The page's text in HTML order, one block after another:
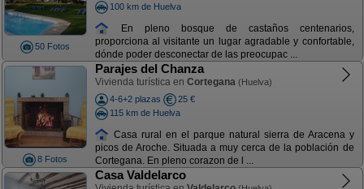
50 Fotos
100 km de Huelva
En pleno bosque de castaños centenarios,
proporciona al visitante un lugar agradable y confortable,
dónde poder desconectar de las preocupac ...
8 Fotos
Parajes del Chanza
Vivienda turística en Cortegana (Huelva)
4-6+2 plazas
25 €
115 km de Huelva
Casa rural en el parque natural sierra de Aracena y
picos de Aroche. Situada a muy cerca de la población de
Cortegana. En pleno corazon de l ...
Casa Valdelarco